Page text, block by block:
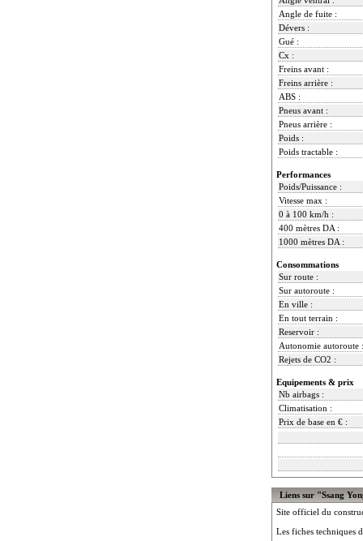
Angle de fuite :
Dévers :
Gué :
Cx :
Freins avant :
Freins arrière :
ABS :
Pneus avant :
Pneus arrière :
Poids :
Poids tractable :
Performances
Poids/Puissance :
Vitesse max :
0 à 100 km/h :
400 mètres DA :
1000 mètres DA :
Consommations
Sur route :
Sur autoroute :
En ville :
En tout terrain :
Reservoir :
Autonomie autoroute :
Rejets de CO2 :
Equipements & prix
Nb airbags :
Climatisation :
Prix de base en € :
Liens sur "Ssang
Site officiel du
Les fiches techniques